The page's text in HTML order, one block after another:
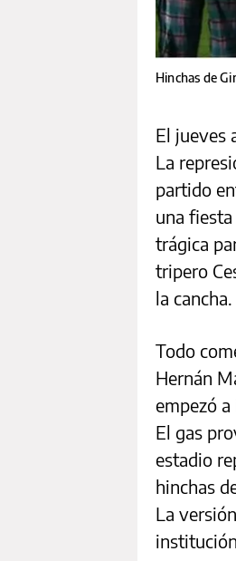
Hinchas de
El jueves
La
partido
una
trágica
tripero
la cancha.
Todo
Hernán
empezó
El gas
estadio
hinchas
La